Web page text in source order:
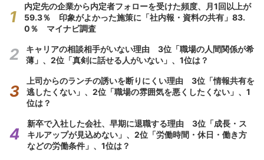
内定先の企業から内定者フォローを受けた頻度、月1回以上が
59.3％ 印象がよかった施策に「社内報・資料の共有」83.
0％ マイナビ調査
キャリアの相談相手がいない理由 3位「職場の人間関係が希
薄」、2位「真剣に話せる人がいない」、1位は？
上司からのランチの誘いを断りにくい理由 3位「情報共有を
逃したくない」、2位「職場の雰囲気を悪くしたくない」、1
位は？
新卒で入社した会社、早期に退職する理由 3位「成長・ス
キルアップが見込めない」、2位「労働時間・休日・働き方
などの労働条件」、1位は？